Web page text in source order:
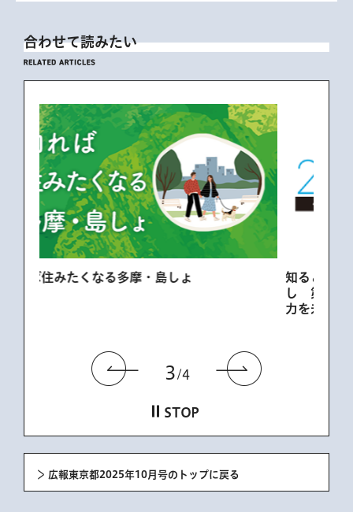
合わせて読みたい
前のスライドを表示
3 4
STOP
知ると広がる 東京都の取り組みと私たちの暮ら
し 第5回 都市と自然が響き合う――多摩の魅
広報東京都2025年10月号のトップに戻る